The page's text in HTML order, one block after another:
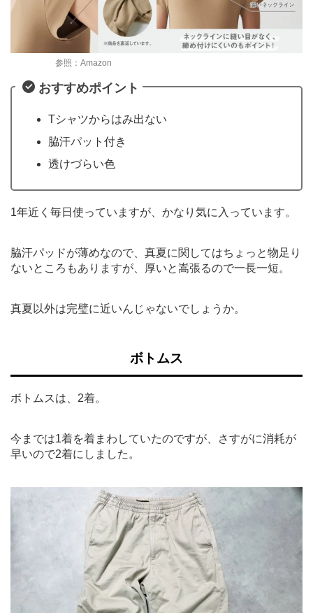
参照：Amazon
おすすめポイント
Tシャツからはみ出ない
脇汗パット付き
透けづらい色
1年近く毎日使っていますが、かなり気に入っています。
脇汗パッドが薄めなので、真夏に関してはちょっと物足り
ないところもありますが、厚いと嵩張るので一長一短。
真夏以外は完璧に近いんじゃないでしょうか。
ボトムス
ボトムスは、2着。
今までは1着を着まわしていたのですが、さすがに消耗が
早いので2着にしました。